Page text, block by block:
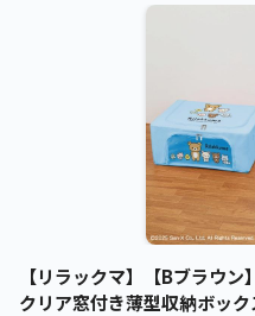
【リラックマ】【Bブラウ
クリア窓付き薄型収納ボッ